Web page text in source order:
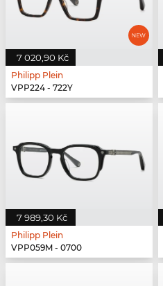
7 020,90 Kč
Philipp Plein
VPP224 - 722Y
7 989,30 Kč
Philipp Plein
VPP059M - 0700